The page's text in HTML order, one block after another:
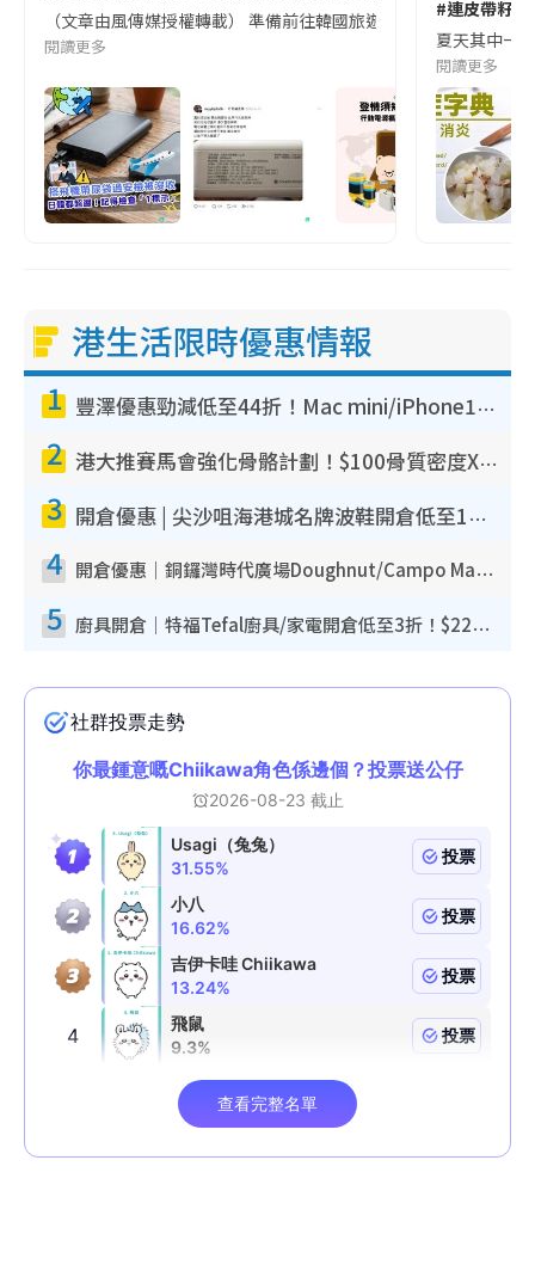
（文章由風傳媒授權轉載） 準備前往韓國旅遊的民眾，近期要
閱讀更多
#連皮帶籽
夏天其中一
閱讀更多
港生活限時優惠情報
1 豐澤優惠勁減低至44折！Mac mini/iPhone17Pro大減價！廚房家電$220起
2 港大推賽馬會強化骨骼計劃！$100骨質密度X光檢查 完成免費運動訓練送超市禮券！附參加資格
3 開倉優惠 | 尖沙咀海港城名牌波鞋開倉低至1折！On鞋$899起／Joy&Peace鞋履$98起
4 開倉優惠｜銅鑼灣時代廣場Doughnut/Campo Marzio開倉低至1折！背囊、書包、手袋劈價$200起
5 廚具開倉｜特福Tefal廚具/家電開倉低至3折！$220起買平底鍋/炒鑊/湯煲！電飯煲/吸塵機/燙斗$418起